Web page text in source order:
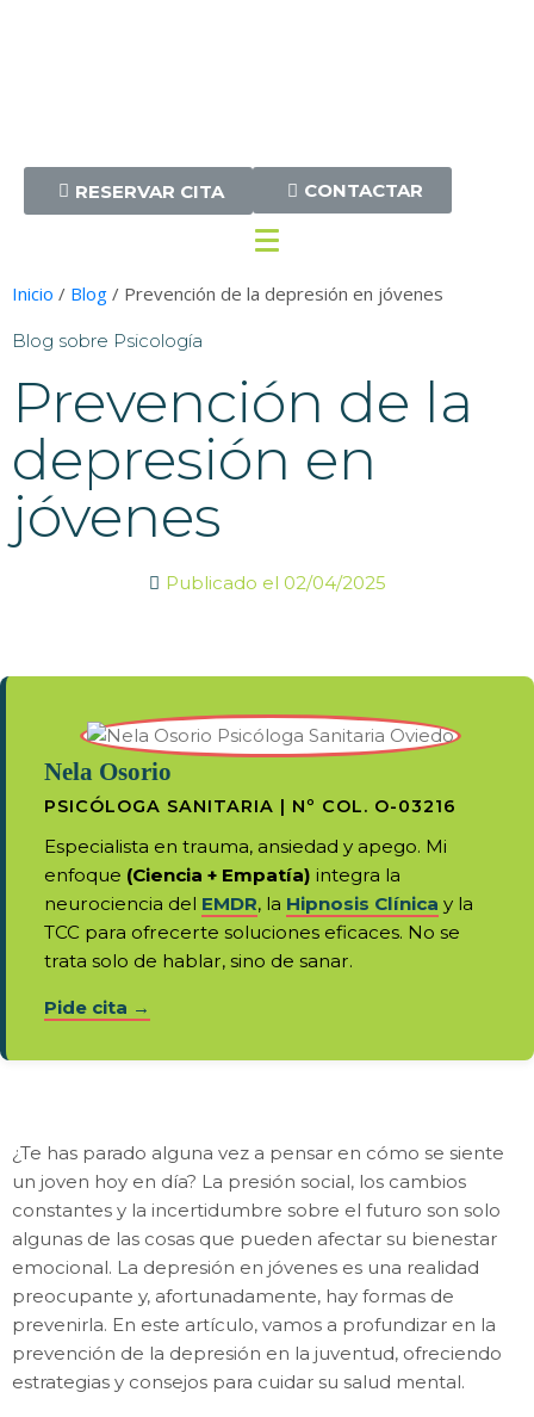
RESERVAR CITA CONTACTAR
Inicio / Blog / Prevención de la depresión en jóvenes
Blog sobre Psicología
Prevención de la
depresión en
jóvenes
Publicado el 02/04/2025
Nela Osorio
PSICÓLOGA SANITARIA | Nº COL. O-03216
Especialista en trauma, ansiedad y apego. Mi
enfoque (Ciencia + Empatía) integra la
neurociencia del EMDR, la Hipnosis Clínica y la
TCC para ofrecerte soluciones eficaces. No se
trata solo de hablar, sino de sanar.
Pide cita →
¿Te has parado alguna vez a pensar en cómo se siente
un joven hoy en día? La presión social, los cambios
constantes y la incertidumbre sobre el futuro son solo
algunas de las cosas que pueden afectar su bienestar
emocional. La depresión en jóvenes es una realidad
preocupante y, afortunadamente, hay formas de
prevenirla. En este artículo, vamos a profundizar en la
prevención de la depresión en la juventud, ofreciendo
estrategias y consejos para cuidar su salud mental.